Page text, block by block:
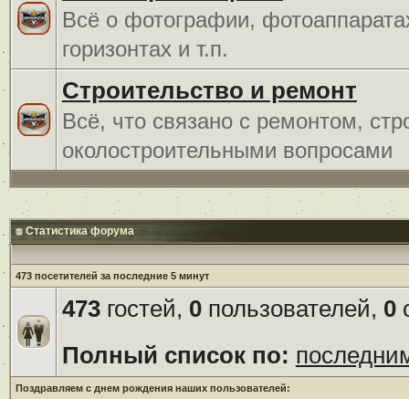
Всё о фотографии,
горизонтах и т.п.
Строительство и ремонт
Всё, что связано с ремонтом,
околостроительными вопросами
Статистика форума
473 посетителей за последние 5 минут
473гостей, 0пользователей, 0
Полный список по:
Поздравляем с днем рождения наших пользователей: